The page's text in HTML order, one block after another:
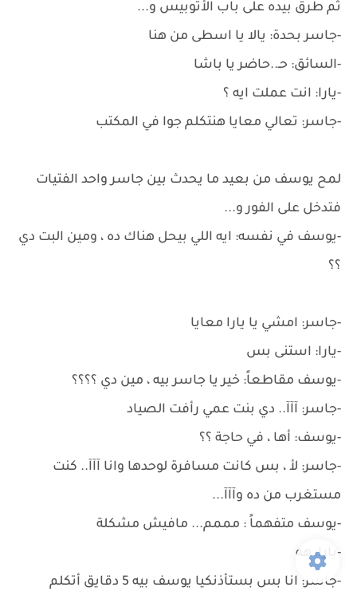
ثم طرق بيده على باب الأتوبيس و...
-جاسر بحدة: يالا يا اسطى من هنا
-السائق: حـ..حاضر يا باشا
-يارا: انت عملت ايه ؟
-جاسر: تعالي معايا هنتكلم جوا في المكتب
لمح يوسف من بعيد ما يحدث بين جاسر واحد الفتيات
فتدخل على الفور و...
-يوسف في نفسه: ايه اللي بيحل هناك ده ، ومين البت دي
؟؟
-جاسر: امشي يا يارا معايا
-يارا: استنى بس
-يوسف مقاطعاً: خير يا جاسر بيه ، مين دي ؟؟؟؟
-جاسر: آآآ.. دي بنت عمي رأفت الصياد
-يوسف: أها ، في حاجة ؟؟
-جاسر: لأ ، بس كانت مسافرة لوحدها وانا آآآ.. كنت
مستغرب من ده وآآآ...
-يوسف متفهماً : مممم... مافيش مشكلة
-يارا: هه
-جاسر: انا بس بستأذنكيا يوسف بيه 5 دقايق أتكلم